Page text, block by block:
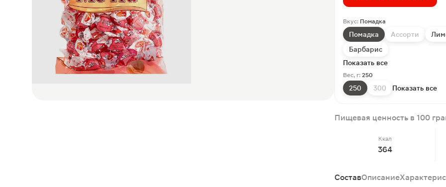
Вкус: Помадка
Помадка Ассорти
Барбарис
Показать все
Вес, г: 250
250 300 Показать все
Пищевая ценность в 100
Ккал
364
СоставОписание